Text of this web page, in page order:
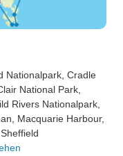
Nationalpark , Cradle
National Park
Rivers Nationalpark
, Macquarie Harbour,
, Sheffield